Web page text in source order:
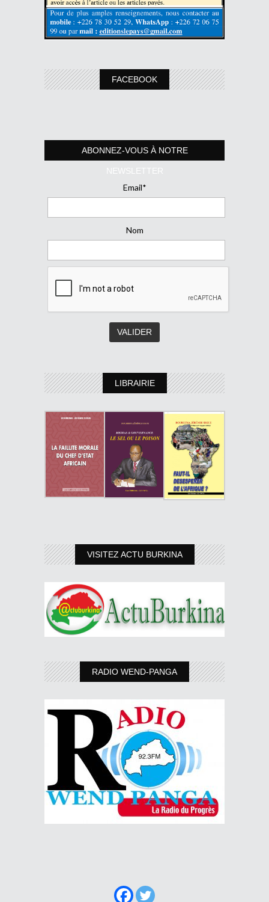
FACEBOOK
ABONNEZ-VOUS À NOTRE
NEWSLETTER
Email*
Nom
LIBRAIRIE
VISITEZ ACTU BURKINA
RADIO WEND-PANGA